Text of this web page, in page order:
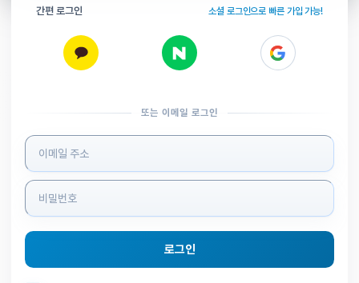
간편 로그인 소셜 로그인으로 빠른 가입 가능!
또는 이메일 로그인
로그인 정보 입력
로그인